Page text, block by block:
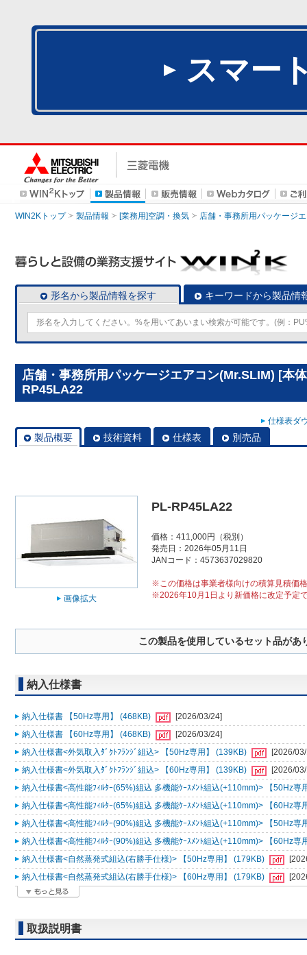
スマー
WIN2Kトップ 製品情報 [業務用]空調・換気 店舗・事務所用パッケージ
形名から製品情報を探す キーワードから製品情
店舗・事務所用パッケージエアコン(Mr.SLIM) [本
RP45LA22
仕様表ダ
製品概要 技術資料 仕様表 別売品
画像拡大
PL-RP45LA22
価格：411,000円（税別）
発売日：2026年05月11日
JANコード：4573637029820
※この価格は事業者様向けの積算見積価
※2026年10月1日より新価格に改定予定
この製品を使用しているセット品があ
納入仕様書
納入仕様書 【50Hz専用】 (468KB)
[2026/03/24]
納入仕様書 【60Hz専用】 (468KB)
[2026/03/24]
納入仕様書<外気取入ﾀﾞｸﾄﾌﾗﾝｼﾞ組込> 【50Hz専用】 (139KB)
[2026/
納入仕様書<外気取入ﾀﾞｸﾄﾌﾗﾝｼﾞ組込> 【60Hz専用】 (139KB)
[2026/
納入仕様書<高性能ﾌｨﾙﾀｰ(65%)組込 多機能ｹｰｽﾒﾝﾄ組込(+110mm)> 【50Hz専
納入仕様書<高性能ﾌｨﾙﾀｰ(65%)組込 多機能ｹｰｽﾒﾝﾄ組込(+110mm)> 【60Hz専
納入仕様書<高性能ﾌｨﾙﾀｰ(90%)組込 多機能ｹｰｽﾒﾝﾄ組込(+110mm)> 【50Hz専
納入仕様書<高性能ﾌｨﾙﾀｰ(90%)組込 多機能ｹｰｽﾒﾝﾄ組込(+110mm)> 【60Hz専
納入仕様書<自然蒸発式組込(右勝手仕様)> 【50Hz専用】 (179KB)
納入仕様書<自然蒸発式組込(右勝手仕様)> 【60Hz専用】 (179KB)
取扱説明書